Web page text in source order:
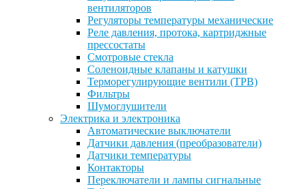
вентиляторов
Регуляторы температуры механические
Реле давления, протока, картриджные
прессостаты
Смотровые стекла
Соленоидные клапаны и катушки
Терморегулирующие вентили (ТРВ)
Фильтры
Шумоглушители
Электрика и электроника
Автоматические выключатели
Датчики давления (преобразователи)
Датчики температуры
Контакторы
Переключатели и лампы сигнальные